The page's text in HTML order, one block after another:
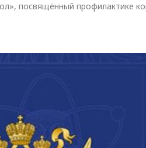
посвящённый профилактике